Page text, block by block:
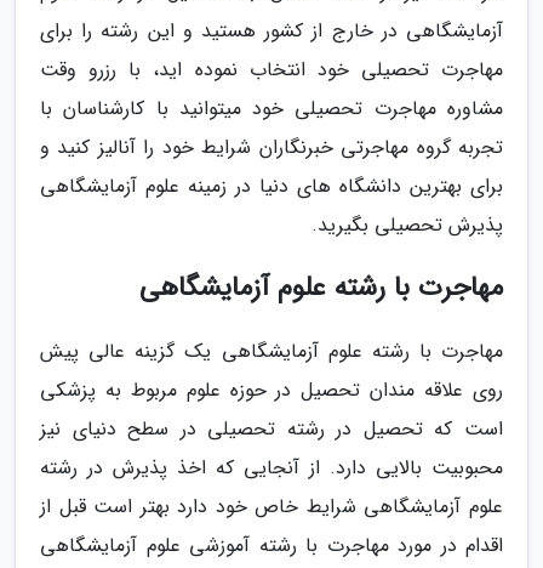
آزمایشگاهی در خارج از کشور هستید و این رشته را برای
مهاجرت تحصیلی خود انتخاب نموده اید، با رزرو وقت
مشاوره مهاجرت تحصیلی خود میتوانید با کارشناسان با
تجربه گروه مهاجرتی خبرنگاران شرایط خود را آنالیز کنید و
برای بهترین دانشگاه های دنیا در زمینه علوم آزمایشگاهی
پذیرش تحصیلی بگیرید.
مهاجرت با رشته علوم آزمایشگاهی
مهاجرت با رشته علوم آزمایشگاهی یک گزینه عالی پیش
روی علاقه مندان تحصیل در حوزه علوم مربوط به پزشکی
است که تحصیل در رشته تحصیلی در سطح دنیای نیز
محبوبیت بالایی دارد. از آنجایی که اخذ پذیرش در رشته
علوم آزمایشگاهی شرایط خاص خود دارد بهتر است قبل از
اقدام در مورد مهاجرت با رشته آموزشی علوم آزمایشگاهی